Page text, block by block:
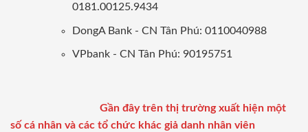
0181.00125.9434
DongA Bank - CN Tân Phú: 0110040988
VPbank - CN Tân Phú: 90195751
Gần đây trên thị trường xuất hiện một
số cá nhân và các tổ chức khác giả danh nhân viên